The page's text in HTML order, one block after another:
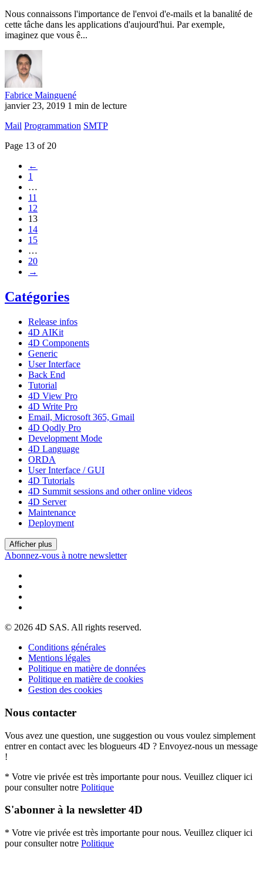
Nous connaissons l'importance de l'envoi d'e-mails et la banalité de
cette tâche dans les applications d'aujourd'hui. Par exemple,
imaginez que vous ê...
Fabrice Mainguené
janvier 23, 2019 1 min de lecture
Mail Programmation SMTP
Page 13 of 20
←
1
…
11
12
13
14
15
…
20
→
Catégories
Release infos
4D AIKit
4D Components
Generic
User Interface
Back End
Tutorial
4D View Pro
4D Write Pro
Email, Microsoft 365, Gmail
4D Qodly Pro
Development Mode
4D Language
ORDA
User Interface / GUI
4D Tutorials
4D Summit sessions and other online videos
4D Server
Maintenance
Deployment
Afficher plus
Abonnez-vous à notre newsletter
© 2026 4D SAS. All rights reserved.
Conditions générales
Mentions légales
Politique en matière de données
Politique en matière de cookies
Gestion des cookies
Nous contacter
Vous avez une question, une suggestion ou vous voulez simplement
entrer en contact avec les blogueurs 4D ? Envoyez-nous un message
!
* Votre vie privée est très importante pour nous. Veuillez cliquer ici
pour consulter notre Politique
S'abonner à la newsletter 4D
* Votre vie privée est très importante pour nous. Veuillez cliquer ici
pour consulter notre Politique